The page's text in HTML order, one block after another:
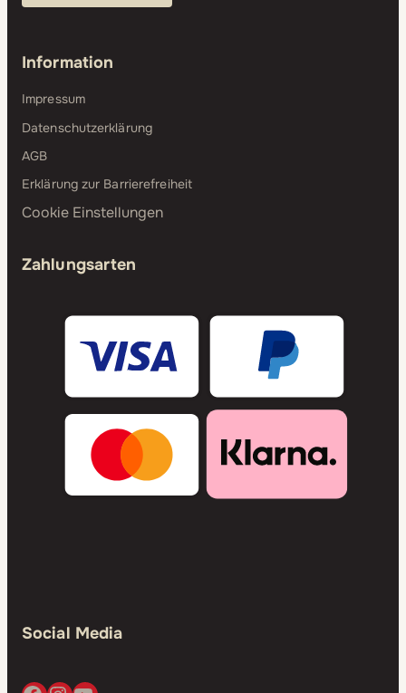
Information
Impressum
Datenschutzerklärung
AGB
Erklärung zur Barrierefreiheit
Cookie Einstellungen
Zahlungsarten
Social Media